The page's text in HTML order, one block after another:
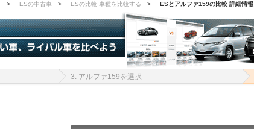
> ESの中古車 > ESの比較 車種を比較する > ESとアルファ159の比較 詳細情報
3. アルファ159を選択